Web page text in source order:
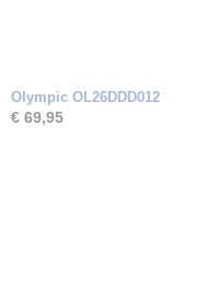
Olympic OL26DDD012
€ 69,95